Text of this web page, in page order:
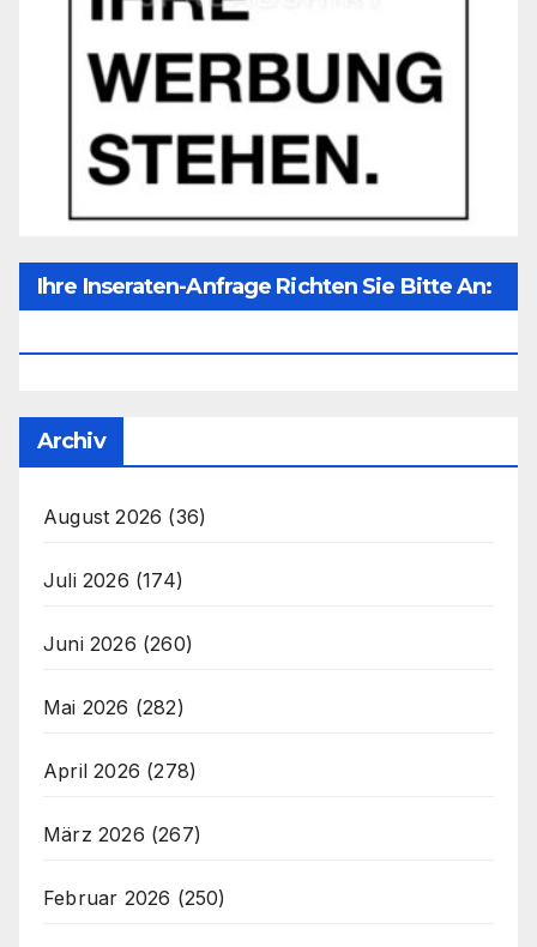
Ihre Inseraten-Anfrage Richten Sie Bitte An:
Archiv
August 2026 (36)
Juli 2026 (174)
Juni 2026 (260)
Mai 2026 (282)
April 2026 (278)
März 2026 (267)
Februar 2026 (250)